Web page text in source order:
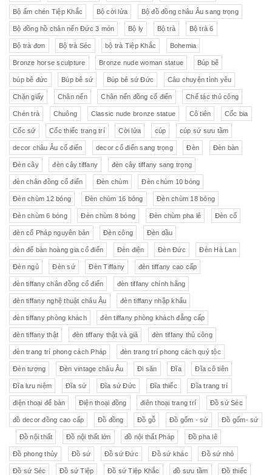
Bộ ấm chén Tiệp Khắc Bộ cời lửa Bộ đồ đồng châu Âu sang trọng
Bộ đồng hồ chân nến Đức 3 món Bộ ly Bộ trà Bộ trà 6
Bộ trà đơn Bộ trà Séc bộ trà Tiệp Khắc Bohemia
Bronze horse sculpture Bronze nude woman statue Búp bê
búp bê đức Búp bê sứ Búp bê sứ Đức Câu chuyện tình yêu
Chặn giấy Chân nến Chân nến đồng cổ điển Chế tác thủ công
Chén trà Chuông Classic nude bronze statue Cô tiên Cốc bia
Cốc sứ Cốc thiếc trang trí Cời lửa cúp cúp sứ sưu tầm
decor châu Âu cổ điển decor cổ điển sang trọng Đèn Đèn bàn
Đèn cây đèn cây tiffany đèn cây tiffany sang trọng
đèn chân đồng cổ điển Đèn chùm Đèn chùm 10 bóng
Đèn chùm 12 bóng Đèn chùm 16 bóng Đèn chùm 18 bóng
Đèn chùm 6 bóng Đèn chùm 8 bóng Đèn chùm pha lê Đèn cổ
đèn cổ Pháp nguyên bản Đèn công Đèn dầu
đèn để bàn hoàng gia cổ điển Đèn điện Đèn Đức Đèn Hà Lan
Đèn ngủ Đèn sứ Đèn Tiffany đèn tiffany cao cấp
đèn tiffany chân đồng cổ điển đèn tiffany chính hãng
đèn tiffany nghệ thuật châu Âu đèn tiffany nhập khẩu
đèn tiffany phòng khách đèn tiffany phòng khách đẳng cấp
đèn tiffany thật đèn tiffany thật và giả đèn tiffany thủ công
đèn trang trí phong cách Pháp đèn trang trí phong cách quý tộc
Đèn tượng Đèn vintage châu Âu Đi săn Đĩa Đĩa cô tiên
Đĩa lưu niệm Đĩa sứ Đĩa sứ Đức Đĩa thiếc Đĩa trang trí
điện thoại để bàn Điện thoại đồng điên thoại trang trí Đồ sứ Séc
đồ decor đồng cao cấp Đồ đồng Đồ gỗ Đồ gốm - sứ Đồ gốm- sứ
Đồ nội thất Đồ nội thất lớn đồ nội thất Pháp Đồ pha lê
Đồ phong thủy Đồ sứ Đồ sứ Đức Đồ sứ khác Đồ sứ nhỏ
Đồ sứ Séc Đồ sứ Tiệp Đồ sứ Tiệp Khắc đồ sưu tầm Đồ thiếc